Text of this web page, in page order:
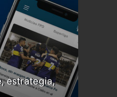
estrategia,